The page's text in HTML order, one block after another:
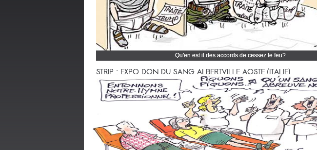
Qu'en est il des accords de cessez le feu?
Cliquez et découvrez tous mes dessins d'actualité
STRIP : EXPO DON DU SANG ALBERTVILLE AOSTE (ITALIE)